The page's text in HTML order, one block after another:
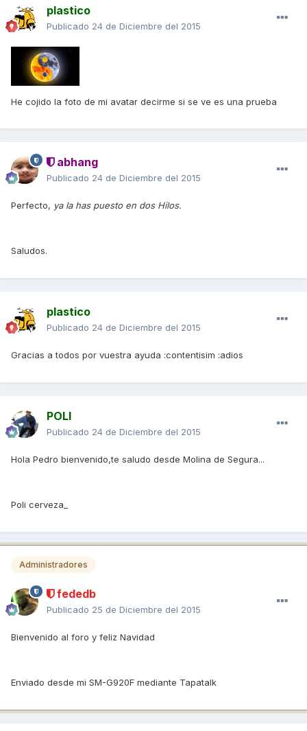
plastico
Publicado 24 de Diciembre del 2015
He cojido la foto de mi avatar decirme si se ve es una prueba
abhang
Publicado 24 de Diciembre del 2015
Perfecto, ya la has puesto en dos Hilos.
Saludos.
plastico
Publicado 24 de Diciembre del 2015
Gracias a todos por vuestra ayuda :contentisim :adios
POLI
Publicado 24 de Diciembre del 2015
Hola Pedro bienvenido,te saludo desde Molina de Segura...
Poli cerveza_
Administradores
fededb
Publicado 25 de Diciembre del 2015
Bienvenido al foro y feliz Navidad
Enviado desde mi SM-G920F mediante Tapatalk